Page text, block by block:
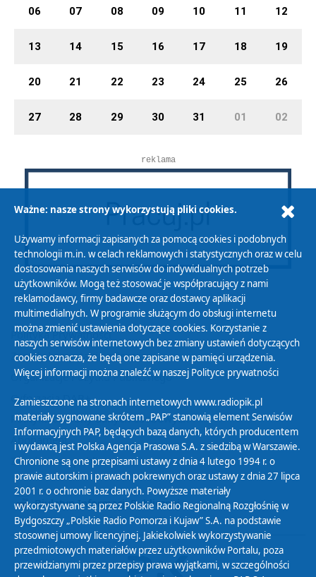
06 07 08 09 10 11 12
13 14 15 16 17 18 19
20 21 22 23 24 25 26
27 28 29 30 31 01 02
reklama
Polityka Prywatności
Zasady korzystania z Serwisu
Organizacje Pożytku Publicznego
Cyfryzacja DAB+
Polityka ochrony danych osobowych
Abonament
Zamówienia publiczne
Biuletyn Informacji Publicznej
Ważne: nasze strony wykorzystują pliki cookies.
Używamy informacji zapisanych za pomocą cookies i podobnych
technologii m.in. w celach reklamowych i statystycznych oraz w celu
dostosowania naszych serwisów do indywidualnych potrzeb
użytkowników. Mogą też stosować je współpracujący z nami
reklamodawcy, firmy badawcze oraz dostawcy aplikacji
multimedialnych. W programie służącym do obsługi internetu
można zmienić ustawienia dotyczące cookies. Korzystanie z
naszych serwisów internetowych bez zmiany ustawień dotyczących
cookies oznacza, że będą one zapisane w pamięci urządzenia.
Więcej informacji można znaleźć w naszej Polityce prywatności
Zamieszczone na stronach internetowych www.radiopik.pl
materiały sygnowane skrótem „PAP” stanowią element Serwisów
Informacyjnych PAP, będących bazą danych, których producentem
i wydawcą jest Polska Agencja Prasowa S.A. z siedzibą w Warszawie.
Chronione są one przepisami ustawy z dnia 4 lutego 1994 r. o
prawie autorskim i prawach pokrewnych oraz ustawy z dnia 27 lipca
2001 r. o ochronie baz danych. Powyższe materiały
wykorzystywane są przez Polskie Radio Regionalną Rozgłośnię w
Bydgoszczy „Polskie Radio Pomorza i Kujaw” S.A. na podstawie
stosownej umowy licencyjnej. Jakiekolwiek wykorzystywanie
przedmiotowych materiałów przez użytkowników Portalu, poza
przewidzianymi przez przepisy prawa wyjątkami, w szczególności